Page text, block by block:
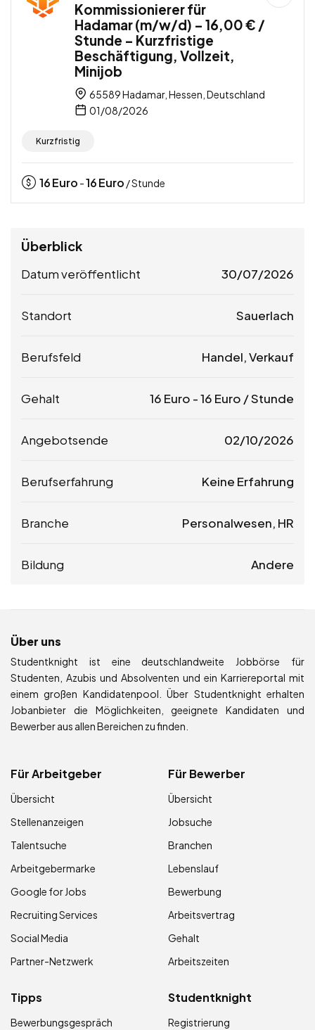
Kommissionierer für
Hadamar (m/w/d) – 16,00 € /
Stunde – Kurzfristige
Beschäftigung, Vollzeit,
Minijob
65589 Hadamar, Hessen, Deutschland
01/08/2026
Kurzfristig
16Euro -16Euro / Stunde
Überblick
Datum veröffentlicht 30/07/2026
Standort Sauerlach
Berufsfeld Handel, Verkauf
Gehalt 16 Euro -16 Euro / Stunde
Angebotsende 02/10/2026
Berufserfahrung Keine Erfahrung
Branche Personalwesen, HR
Bildung Andere
Über uns
Studentknight ist eine deutschlandweite Jobbörse für
Studenten, Azubis und Absolventen und ein Karriereportal mit
einem großen Kandidatenpool. Über Studentknight erhalten
Jobanbieter die Möglichkeiten, geeignete Kandidaten und
Bewerber aus allen Bereichen zu finden.
Für Arbeitgeber
Übersicht
Stellenanzeigen
Talentsuche
Arbeitgebermarke
Google for Jobs
Recruiting Services
Social Media
Partner-Netzwerk
Für Bewerber
Übersicht
Jobsuche
Branchen
Lebenslauf
Bewerbung
Arbeitsvertrag
Gehalt
Arbeitszeiten
Tipps
Bewerbungsgespräch
Studentknight
Registrierung